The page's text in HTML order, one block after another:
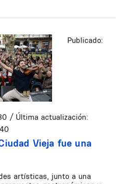
Publicado:
/ Última actualización:
Vieja fue una
artísticas, junto a una